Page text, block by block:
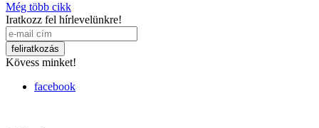
Még több cikk
Iratkozz fel hírlevelünkre!
Kövess minket!
facebook